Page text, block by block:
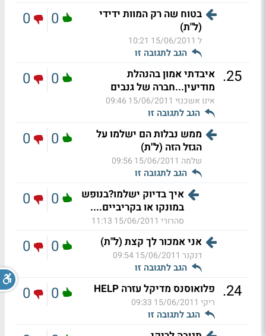
בטוח שה רק המוות ידידי
(ל"ת)
ל 15/06/2011 10:21
הגב לתגובה זו
0
0
25
. איבדתי אמון בהנהלת
מודיעין...חברה של גנבים
אינו אשכנזי 15/06/2011 09:46
הגב לתגובה זו
0
0
ממש נבלות הם ישלמו על
הגזל הזה (ל"ת)
שלמה 15/06/2011 09:56
הגב לתגובה זו
0
0
איך בדיוק ישלמו?בנופש
במונקו או בקריביים....
סהרורי 15/06/2011 11:13
0
0
אני אמכור לך קצת (ל"ת)
דנקנר 15/06/2011 09:54
הגב לתגובה זו
0
0
24
. פלואוסנס מדיקל עזרה HELP
ריקי 15/06/2011 09:33
הגב לתגובה זו
0
0